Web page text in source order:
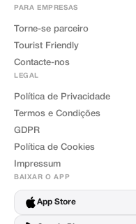
PARA EMPRESAS
Torne-se parceiro
Tourist Friendly
Contacte-nos
LEGAL
Política de Privacidade
Termos e Condições
GDPR
Política de Cookies
Impressum
BAIXAR O APP
App Store